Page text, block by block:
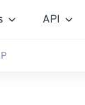
API